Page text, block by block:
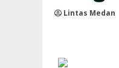
Lintas Medan